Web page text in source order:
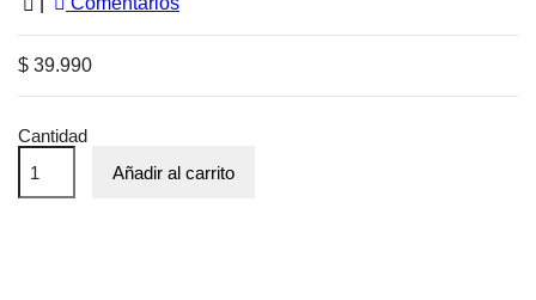
$ 39.990
Cantidad
Añadir al carrito